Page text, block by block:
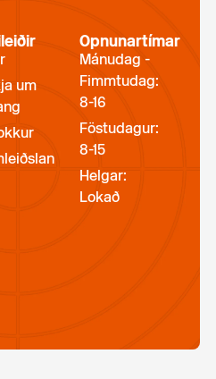
um
Opnunartímar
Mánudag -
Fimmtudag:
8-16
Föstudagur:
8-15
Helgar:
Lokað